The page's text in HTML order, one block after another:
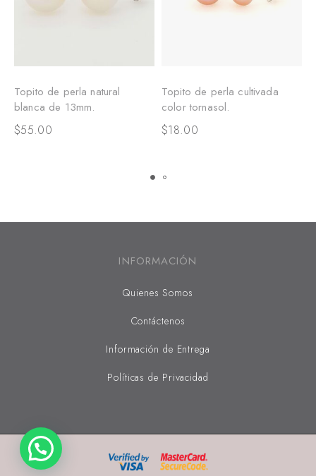
Topito de perla natural
blanca de 13mm.
$55.00
Topito de perla cultivada
color tornasol.
$18.00
INFORMACIÓN
Quienes Somos
Contáctenos
Información de Entrega
Políticas de Privacidad